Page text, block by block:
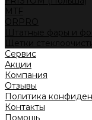
MTF
ORPRO
Штатные фары и
Щетки
Сервис
Акции
Компания
Отзывы
Политика
Контакты
Помощь